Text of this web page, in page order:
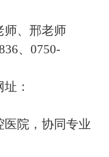
师、邢老师
、0750-
：
院，协同专业